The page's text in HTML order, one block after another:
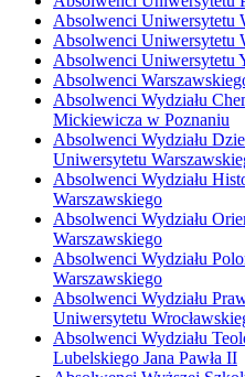
Absolwenci Uniwersytetu
Absolwenci Uniwersytetu
Absolwenci Uniwersytetu
Absolwenci
Absolwenci Wydziału
Mickiewicza w Poznaniu
Absolwenci Wydziału
Uniwersytetu
Absolwenci Wydziału
Warszawskiego
Absolwenci Wydziału
Warszawskiego
Absolwenci Wydziału
Warszawskiego
Absolwenci Wydziału
Uniwersytetu
Absolwenci Wydziału
Lubelskiego Jana Pawła II